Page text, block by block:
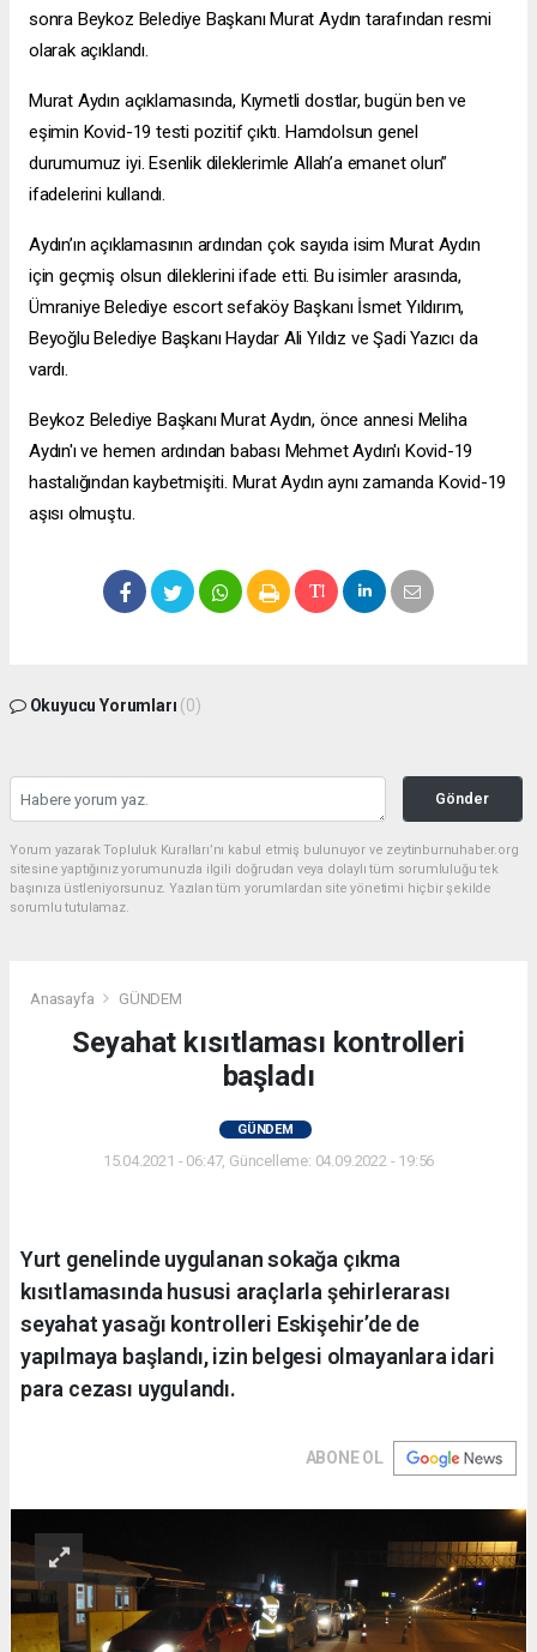
sonra Beykoz Belediye Başkanı Murat Aydın tarafından resmi
olarak açıklandı.
Murat Aydın açıklamasında, Kıymetli dostlar, bugün ben ve
eşimin Kovid-19 testi pozitif çıktı. Hamdolsun genel
durumumuz iyi. Esenlik dileklerimle Allah’a emanet olun”
ifadelerini kullandı.
Aydın’ın açıklamasının ardından çok sayıda isim Murat Aydın
için geçmiş olsun dileklerini ifade etti. Bu isimler arasında,
Ümraniye Belediye escort sefaköyBaşkanı İsmet Yıldırım,
Beyoğlu Belediye Başkanı Haydar Ali Yıldız ve Şadi Yazıcı da
vardı.
Beykoz Belediye Başkanı Murat Aydın, önce annesi Meliha
Aydın'ı ve hemen ardından babası Mehmet Aydın'ı Kovid-19
hastalığından kaybetmişiti. Murat Aydın aynı zamanda Kovid-19
aşısı olmuştu.
Okuyucu Yorumları (0)
Gönder
Yorum yazarak Topluluk Kuralları’nı kabul etmiş bulunuyor ve zeytinburnuhaber.org
sitesine yaptığınız yorumunuzla ilgili doğrudan veya dolaylı tüm sorumluluğu tek
başınıza üstleniyorsunuz. Yazılan tüm yorumlardan site yönetimi hiçbir şekilde
sorumlu tutulamaz.
Anasayfa GÜNDEM
Seyahat kısıtlaması kontrolleri
başladı
GÜNDEM
15.04.2021 - 06:47, Güncelleme: 04.09.2022 - 19:56
Yurt genelinde uygulanan sokağa çıkma
kısıtlamasında hususi araçlarla şehirlerarası
seyahat yasağı kontrolleri Eskişehir’de de
yapılmaya başlandı, izin belgesi olmayanlara idari
para cezası uygulandı.
ABONE OL